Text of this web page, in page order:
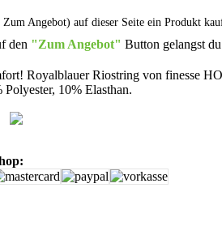
Angebot) auf dieser Seite ein Produkt
den "Zum Angebot" Button gelangst
Royalblauer Riostring von finesse
10% Elasthan.